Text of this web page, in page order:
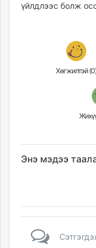
mglradio.com
үйлдлээс болж
Хөгжилтэй (0)
Энэ мэдээ